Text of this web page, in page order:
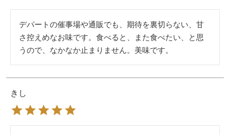
デパートの催事場や通販でも、期待を裏切らない、甘
さ控えめなお味です。食べると、また食べたい、と思
うので、なかなか止まりません。美味です。
きし